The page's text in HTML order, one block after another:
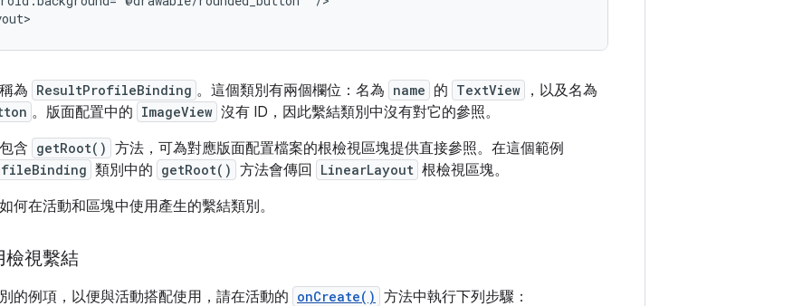
為 ResultProfileBinding 。這個類別有兩個欄位：名為 name 的 TextView ，以及名為
。版面配置中的 ImageView 沒有 ID，因此繫結類別中沒有對它的參照。
含 getRoot() 方法，可為對應版面配置檔案的根檢視區塊提供直接參照。在這個範例
類別中的 getRoot() 方法會傳回 LinearLayout 根檢視區塊。
何在活動和區塊中使用產生的繫結類別。
檢視繫結
的例項，以便與活動搭配使用，請在活動的 onCreate() 方法中執行下列步驟：